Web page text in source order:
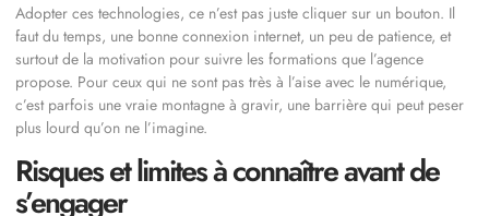
Adopter ces technologies, ce n’est pas juste cliquer sur un bouton. Il
faut du temps, une bonne connexion internet, un peu de patience, et
surtout de la motivation pour suivre les formations que l’agence
propose. Pour ceux qui ne sont pas très à l’aise avec le numérique,
c’est parfois une vraie montagne à gravir, une barrière qui peut peser
plus lourd qu’on ne l’imagine.
Risques et limites à connaître avant de
s’engager